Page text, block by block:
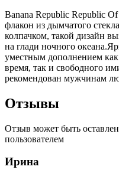
Banana Republic Republic
флакон из дымчатого
колпачком, такой дизайн
на глади ночного
уместным дополнением
время, так и свободного
рекомендован мужчинам
Отзывы
Отзыв может быть
пользователем
Ирина